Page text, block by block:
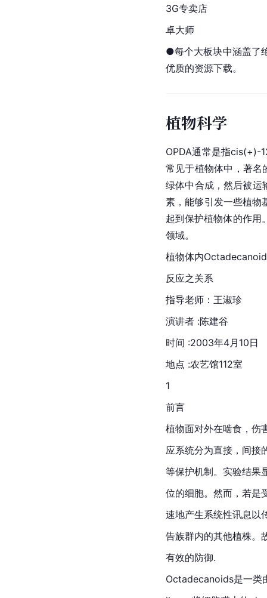
3G专卖店
卓大师
●每个大板块中涵盖了
优质的资源下载。
植物科学
OPDA通常是指cis(+)-
常见于植物体中，著
绿体中合成，然后被运
素，能够引发一些植物
起到保护植物体的作用
领域。
植物体内
反应之关系
指导老师：王淑珍
演讲者 :陈建谷
时间 :2003年4月10日
地点 :农艺馆112室
1
前言
植物面对外在啮食，伤
应系统分为直接，间
等保护机制。实验结果
位的细胞。然而，若是
速地产生系统性讯息以
告族群内的其他植株。
有效的防御.
Octadecanoids是一类